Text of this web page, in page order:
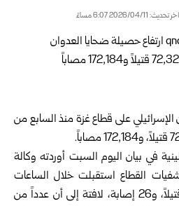
اخر تحديث: 2026/04/11 6:07 مساءً
على قطاع غزة منذ السابع من
في بيان اليوم السبت أوردته وكالة
القطاع استقبلت خلال الساعات
الأربع والعشرين الماضية ،11قتيلاً، و26 إصابة، لافتة إلى أن عدداً من